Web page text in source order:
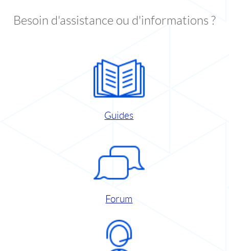
Besoin d'assistance ou d'informations ?
Guides
Forum